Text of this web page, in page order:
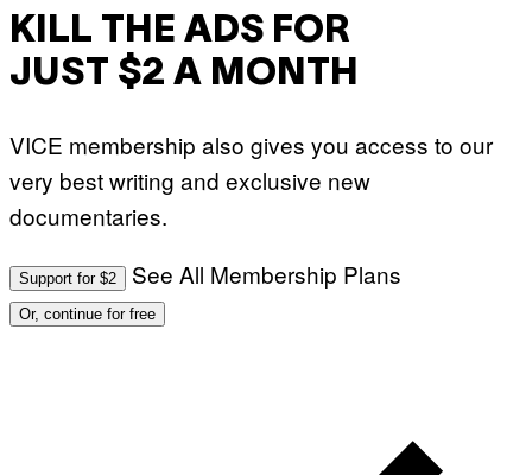
KILL THE ADS FOR
JUST $2 A MONTH
VICE membership also gives you access to our
very best writing and exclusive new
documentaries.
Support for $2 See All Membership Plans
Or, continue for free